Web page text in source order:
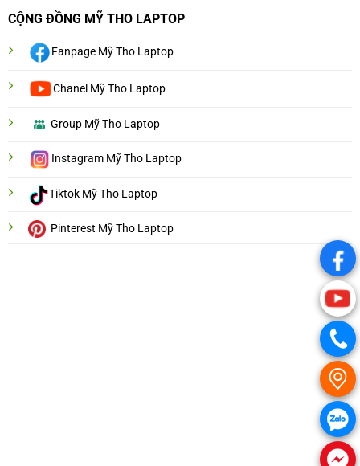
CỘNG ĐỒNG MỸ THO LAPTOP
Fanpage Mỹ Tho Laptop
Chanel Mỹ Tho Laptop
Group Mỹ Tho Laptop
Instagram Mỹ Tho Laptop
Tiktok Mỹ Tho Laptop
Pinterest Mỹ Tho Laptop
.
.
.
.
.
.